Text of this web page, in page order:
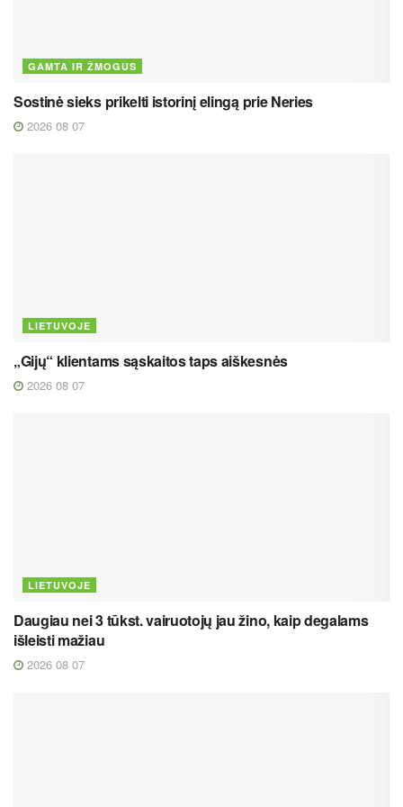
GAMTA IR ŽMOGUS
Sostinė sieks prikelti istorinį elingą prie Neries
2026 08 07
LIETUVOJE
„Gijų“ klientams sąskaitos taps aiškesnės
2026 08 07
LIETUVOJE
Daugiau nei 3 tūkst. vairuotojų jau žino, kaip degalams
išleisti mažiau
2026 08 07